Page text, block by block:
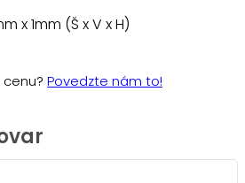
x 1mm (Š x V x H)
Povedzte nám to!